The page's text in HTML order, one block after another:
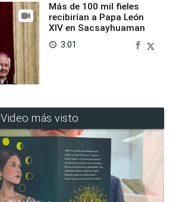
Más de 100 mil fieles
recibirían a Papa León
XIV en Sacsayhuaman
access_time 3:01
Video más visto